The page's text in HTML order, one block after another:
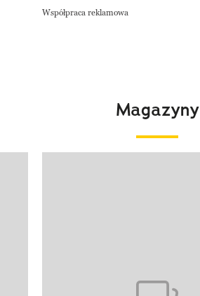
Współpraca reklamowa
Magazyny